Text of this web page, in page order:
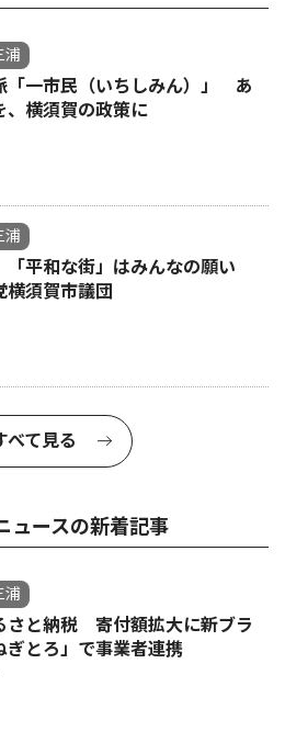
浦
「一市民（いちしみん）」 あ
、横須賀の政策に
浦
平和な街」はみんなの願い
横須賀市議団
べて見る
ュースの新着記事
浦
さと納税 寄付額拡大に新ブラ
とろ」で事業者連携